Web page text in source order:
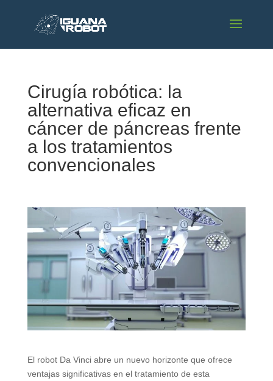
Cirugía robótica: la
alternativa eficaz en
cáncer de páncreas frente
a los tratamientos
convencionales
El robot Da Vinci abre un nuevo horizonte que ofrece
ventajas significativas en el tratamiento de esta